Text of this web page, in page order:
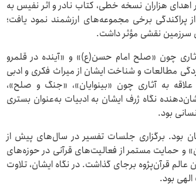
اهدای هزاران نسخه خطی، کتاب نادر و اثر نفیس به
برخی مجموعه‌های ارزشمند نمود یافت؛
سرزمین نقشی مؤثر داشت.
چون «صلح امام حسن(ع)» و «آینده در قلمرو
مطالعات و شناخت ایشان از میراث فکری و ادبی
به آثاری چون «بینوایان»، «جنگ و صلح»،
نگاه ژرف ایشان به ادبیات به‌عنوان بستری
بود.
بود. برگزاری جلسات تفسیر در سال‌های پیش از
و حمایت مستمر از فعالیت‌های قرآنی در حوزه‌های
عالم قرآن‌پژوه برجای گذاشت. در نگاه ایشان، تلاوت
بود.